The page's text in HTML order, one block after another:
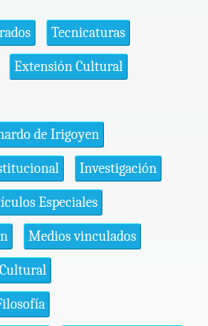
Tecnicaturas
Extensión Cultural
de Irigoyen
Investigación
Especiales
Medios vinculados